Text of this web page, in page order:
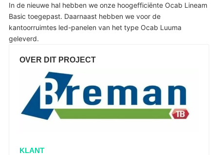
In de nieuwe hal hebben we onze hoogefficiënte Ocab Lineam
Basic toegepast. Daarnaast hebben we voor de
kantoorruimtes led-panelen van het type Ocab Luuma
geleverd.
OVER DIT PROJECT
KLANT